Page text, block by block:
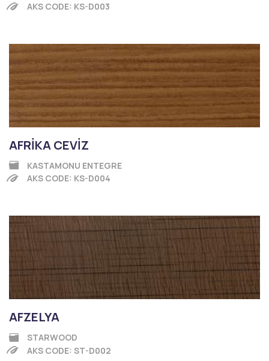
AKS CODE: KS-D003
AFRİKA CEVİZ
KASTAMONU ENTEGRE
AKS CODE: KS-D004
AFZELYA
STARWOOD
AKS CODE: ST-D002